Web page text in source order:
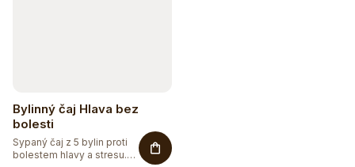
Bylinný čaj Hlava bez
bolesti
Sypaný čaj z 5 bylin proti
bolestem hlavy a stresu.